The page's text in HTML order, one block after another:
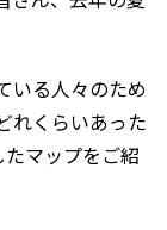
いる人々のため
れくらいあった
マップをご紹